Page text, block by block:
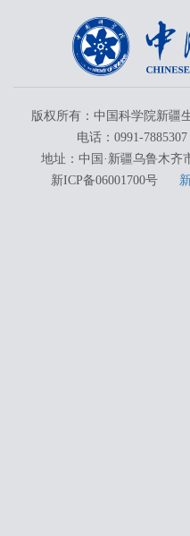
版权所有：中国科学院新疆
电话：0991-
地址：中国·新疆乌鲁木齐
新ICP备06001700号